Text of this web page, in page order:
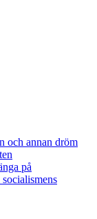
och annan dröm
på